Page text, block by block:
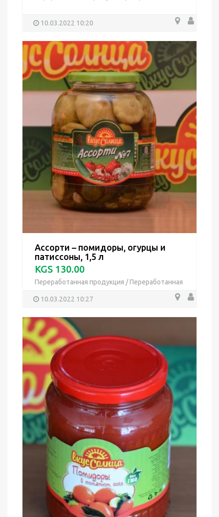
10.03.2022 10:20
Ассорти – помидоры, огурцы и
патиссоны, 1,5 л
KGS 130.00
Переработанная продукция /Переработанная
10.03.2022 10:27